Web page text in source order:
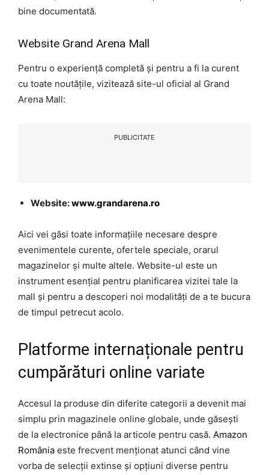
bine documentată.
Website Grand Arena Mall
Pentru o experiență completă și pentru a fi la curent
cu toate noutățile, vizitează site-ul oficial al Grand
Arena Mall:
PUBLICITATE
Website:www.grandarena.ro
Aici vei găsi toate informațiile necesare despre
evenimentele curente, ofertele speciale, orarul
magazinelor și multe altele. Website-ul este un
instrument esențial pentru planificarea vizitei tale la
mall și pentru a descoperi noi modalități de a te bucura
de timpul petrecut acolo.
Platforme internaționale pentru
cumpărături online variate
Accesul la produse din diferite categorii a devenit mai
simplu prin magazinele online globale, unde găsești
de la electronice până la articole pentru casă. Amazon
România este frecvent menționat atunci când vine
vorba de selecții extinse și opțiuni diverse pentru